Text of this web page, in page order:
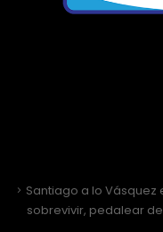
Santiago a lo
sobrevivir, pedalear